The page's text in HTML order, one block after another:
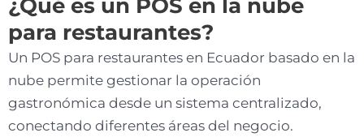
¿Qué es un POS en la nube
para restaurantes?
Un POS para restaurantes en Ecuador basado en la
nube permite gestionar la operación
gastronómica desde un sistema centralizado,
conectando diferentes áreas del negocio.